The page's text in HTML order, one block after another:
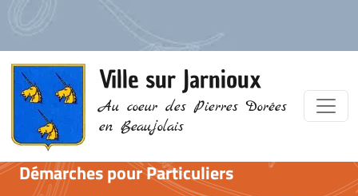
Ville sur Jarnioux
Au coeur des Pierres Dorées
en Beaujolais
Démarches pour Particuliers